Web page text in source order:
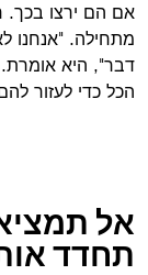
אם הם ירצו בכך.
מתחילה. "אנחנו
דבר", היא
הכל כדי לעזור
אל
תחדד